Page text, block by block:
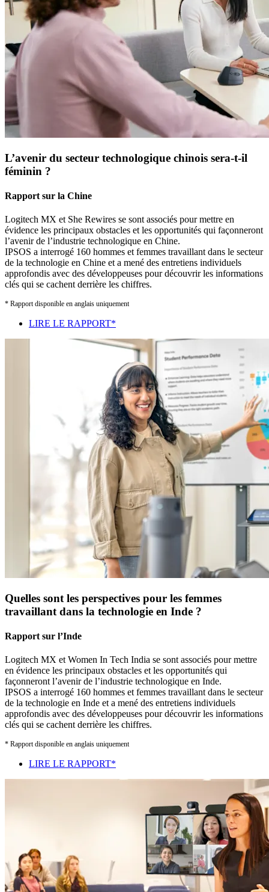
L’avenir du secteur technologique chinois sera-t-il
féminin ?
Rapport sur la Chine
Logitech MX et She Rewires se sont associés pour mettre en
évidence les principaux obstacles et les opportunités qui façonneront
l’avenir de l’industrie technologique en Chine.
IPSOS a interrogé 160 hommes et femmes travaillant dans le secteur
de la technologie en Chine et a mené des entretiens individuels
approfondis avec des développeuses pour découvrir les informations
clés qui se cachent derrière les chiffres.
* Rapport disponible en anglais uniquement
LIRE LE RAPPORT*
Quelles sont les perspectives pour les femmes
travaillant dans la technologie en Inde ?
Rapport sur l’Inde
Logitech MX et Women In Tech India se sont associés pour mettre
en évidence les principaux obstacles et les opportunités qui
façonneront l’avenir de l’industrie technologique en Inde.
IPSOS a interrogé 160 hommes et femmes travaillant dans le secteur
de la technologie en Inde et a mené des entretiens individuels
approfondis avec des développeuses pour découvrir les informations
clés qui se cachent derrière les chiffres.
* Rapport disponible en anglais uniquement
LIRE LE RAPPORT*